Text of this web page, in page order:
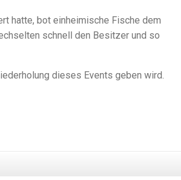
hatte, bot einheimische Fische dem
schnell den Besitzer und so
dieses Events geben wird.